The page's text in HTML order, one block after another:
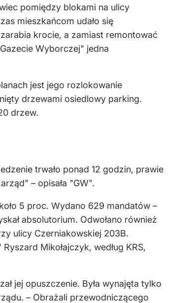
pomiędzy blokami na ulicy
mieszkańcom udało się
krocie, a zamiast remontować
Wyborczej" jedna
jest jego rozlokowanie
drzewami osiedlowy parking.
drzew.
trwało ponad 12 godzin, prawie
– opisała "GW".
5 proc. Wydano 629 mandatów –
absolutorium. Odwołano również
ulicy Czerniakowskiej 203B.
Mikołajczyk, według KRS,
jej opuszczenie. Była wynajęta tylko
– Obrażali przewodniczącego